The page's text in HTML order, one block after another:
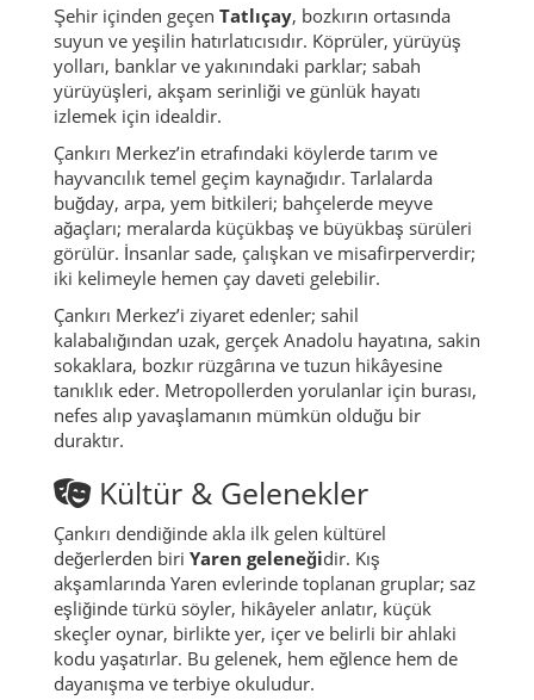
Şehir içinden geçen Tatlıçay, bozkırın ortasında
suyun ve yeşilin hatırlatıcısıdır. Köprüler, yürüyüş
yolları, banklar ve yakınındaki parklar; sabah
yürüyüşleri, akşam serinliği ve günlük hayatı
izlemek için idealdir.
Çankırı Merkez’in etrafındaki köylerde tarım ve
hayvancılık temel geçim kaynağıdır. Tarlalarda
buğday, arpa, yem bitkileri; bahçelerde meyve
ağaçları; meralarda küçükbaş ve büyükbaş sürüleri
görülür. İnsanlar sade, çalışkan ve misafirperverdir;
iki kelimeyle hemen çay daveti gelebilir.
Çankırı Merkez’i ziyaret edenler; sahil
kalabalığından uzak, gerçek Anadolu hayatına, sakin
sokaklara, bozkır rüzgârına ve tuzun hikâyesine
tanıklık eder. Metropollerden yorulanlar için burası,
nefes alıp yavaşlamanın mümkün olduğu bir
duraktır.
Kültür & Gelenekler
Çankırı dendiğinde akla ilk gelen kültürel
değerlerden biri Yaren geleneğidir. Kış
akşamlarında Yaren evlerinde toplanan gruplar; saz
eşliğinde türkü söyler, hikâyeler anlatır, küçük
skeçler oynar, birlikte yer, içer ve belirli bir ahlaki
kodu yaşatırlar. Bu gelenek, hem eğlence hem de
dayanışma ve terbiye okuludur.